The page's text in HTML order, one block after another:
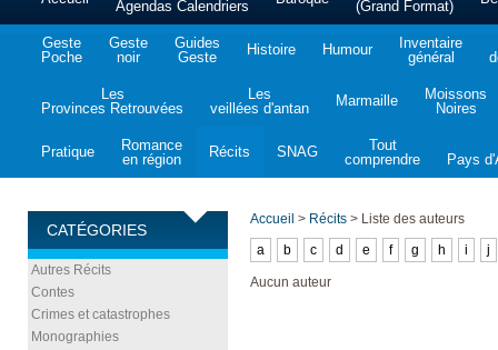
Agendas Calendriers
(Grand Format)
Geste
Poche
Geste
noir
Guides
Geste
Histoire Humour
Inventaire
général
Les
Provinces Retrouvées
Les
veillées d'antan
Marmaille
Moissons
Noires
Pratique
Romance
en région
Récits SNAG
Tout
comprendre
Pays
CATÉGORIES
Autres Récits
Contes
Crimes et catastrophes
Monographies
Accueil > Récits > Liste des auteurs
a
b c d e f g h i j
Aucun auteur